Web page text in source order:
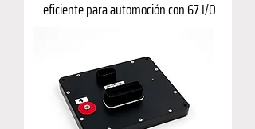
eficiente para automoción con 67 I/O.